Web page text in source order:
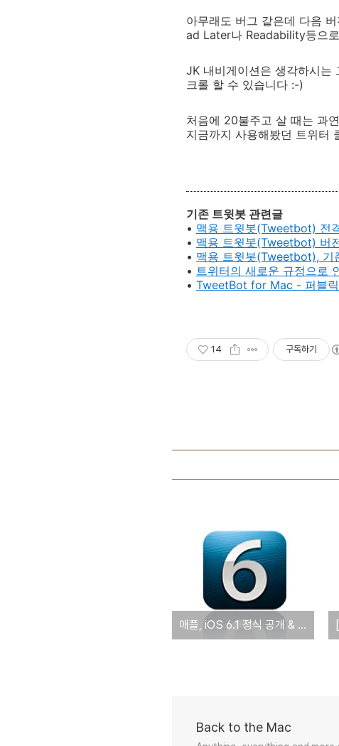
아무래도 버그 같은데 다음
ad Later나 Readability등으
JK 내비게이션은 생각하시는
크롤 할 수 있습니다 :-)
처음에 20불주고 살 때는 과
지금까지 사용해봤던 트위터
기존 트윗봇 관련글
• 맥용 트윗봇(Tweetbot) 전
• 맥용 트윗봇(Tweetbot) 버
• 맥용 트윗봇(Tweetbot), 기
• 트위터의 새로운 규정으로
• TweetBot for Mac - 퍼블
14 구독하기
애플, iOS 6.1 정식 공개 & 다운로드
Back to the Mac